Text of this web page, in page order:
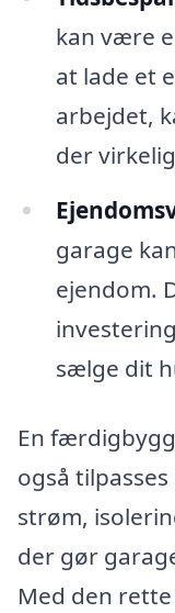
kan være
at lade et
arbejdet,
der
garage
ejendom.
sælge dit
En
også
strøm,
der gør
Med den